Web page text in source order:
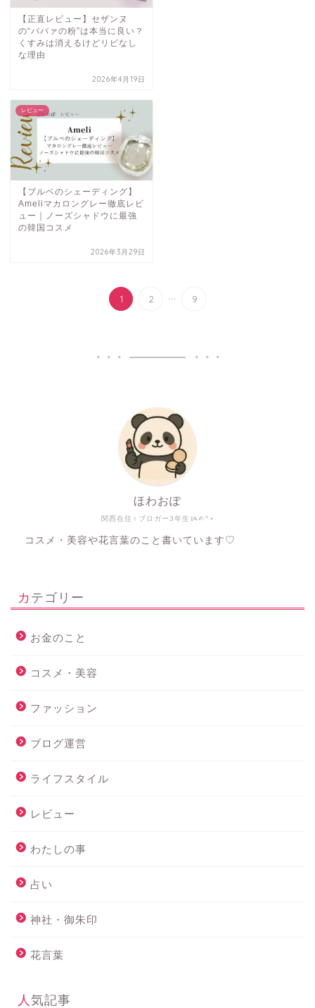
【正直レビュー】セザンヌ
の“ババァの粉”は本当に良い？
くすみは消えるけどリピなし
な理由
2026年4月19日
レビュー
【ブルベのシェーディング】
Ameliマカロングレー徹底レビ
ュー｜ノーズシャドウに最強
の韓国コスメ
2026年3月29日
1 2 ... 9
関西在住♀ブロガー3年生ᝰ✍︎꙳⋆
ほわおぽ
コスメ・美容や花言葉のこと書いています♡
カテゴリー
お金のこと
コスメ・美容
ファッション
ブログ運営
ライフスタイル
レビュー
わたしの事
占い
神社・御朱印
花言葉
人気記事